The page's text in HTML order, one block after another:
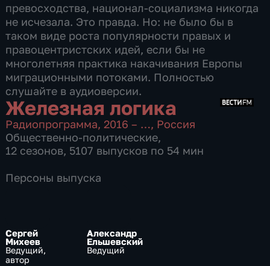
превосходства, национал-социализма никогда
не исчезала. Это правда. Но: не было бы в
таком виде роста популярности правых и
правоцентристских идей, если бы не
многолетняя практика накачивания Европы
миграционными потоками. Полностью
слушайте в аудиоверсии.
Железная логика
Радиопрограмма, 2016 – …, Россия
Общественно-политические,
12 сезонов, 5107 выпусков по 54 мин
Персоны выпуска
Сергей
Михеев
Ведущий,
автор
Александр
Ельшевский
Ведущий